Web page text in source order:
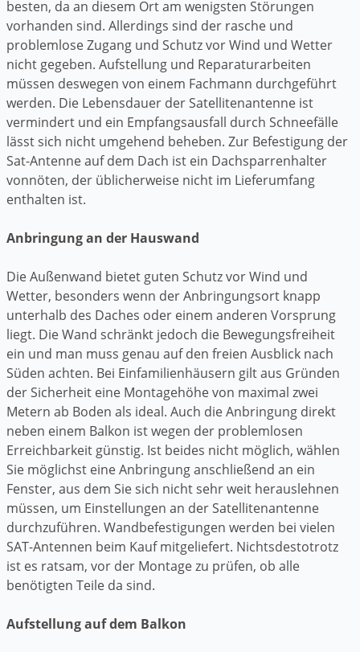
besten, da an diesem Ort am wenigsten Störungen
vorhanden sind. Allerdings sind der rasche und
problemlose Zugang und Schutz vor Wind und Wetter
nicht gegeben. Aufstellung und Reparaturarbeiten
müssen deswegen von einem Fachmann durchgeführt
werden. Die Lebensdauer der Satellitenantenne ist
vermindert und ein Empfangsausfall durch Schneefälle
lässt sich nicht umgehend beheben. Zur Befestigung der
Sat-Antenne auf dem Dach ist ein Dachsparrenhalter
vonnöten, der üblicherweise nicht im Lieferumfang
enthalten ist.
Anbringung an der Hauswand
Die Außenwand bietet guten Schutz vor Wind und
Wetter, besonders wenn der Anbringungsort knapp
unterhalb des Daches oder einem anderen Vorsprung
liegt. Die Wand schränkt jedoch die Bewegungsfreiheit
ein und man muss genau auf den freien Ausblick nach
Süden achten. Bei Einfamilienhäusern gilt aus Gründen
der Sicherheit eine Montagehöhe von maximal zwei
Metern ab Boden als ideal. Auch die Anbringung direkt
neben einem Balkon ist wegen der problemlosen
Erreichbarkeit günstig. Ist beides nicht möglich, wählen
Sie möglichst eine Anbringung anschließend an ein
Fenster, aus dem Sie sich nicht sehr weit herauslehnen
müssen, um Einstellungen an der Satellitenantenne
durchzuführen. Wandbefestigungen werden bei vielen
SAT-Antennen beim Kauf mitgeliefert. Nichtsdestotrotz
ist es ratsam, vor der Montage zu prüfen, ob alle
benötigten Teile da sind.
Aufstellung auf dem Balkon